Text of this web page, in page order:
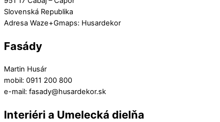
Slovenská Republika
Adresa Waze+Gmaps: Husardekor
Fasády
Martin Husár
mobil: 0911 200 800
e-mail: fasady@husardekor.sk
Interiéri a Umelecká dielňa